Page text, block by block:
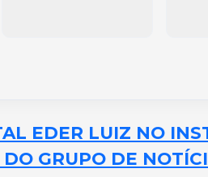
EDER LUIZ NO
DO GRUPO DE